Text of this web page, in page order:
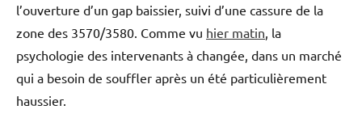
l’ouverture d’un gap baissier, suivi d’une cassure de la
zone des 3570/3580. Comme vu hier matin , la
psychologie des intervenants à changée, dans un marché
qui a besoin de souffler après un été particulièrement
haussier.